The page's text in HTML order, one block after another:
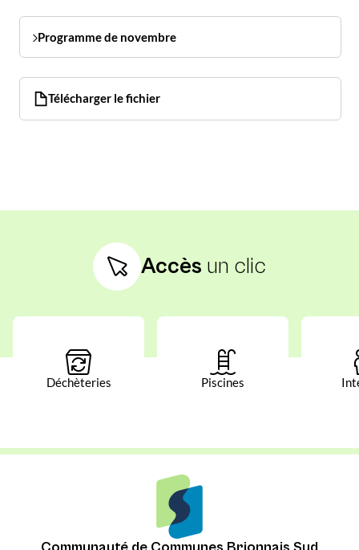
Programme de novembre
Télécharger le fichier
Accès un clic
Déchèteries Piscines